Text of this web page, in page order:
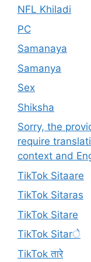
NFL Khiladi
PC
Samanaya
Samanya
Sex
Shiksha
Sorry, the
require
context and
TikTok Sitaare
TikTok Sitaras
TikTok Sitare
TikTok Sitarे
TikTok तारे